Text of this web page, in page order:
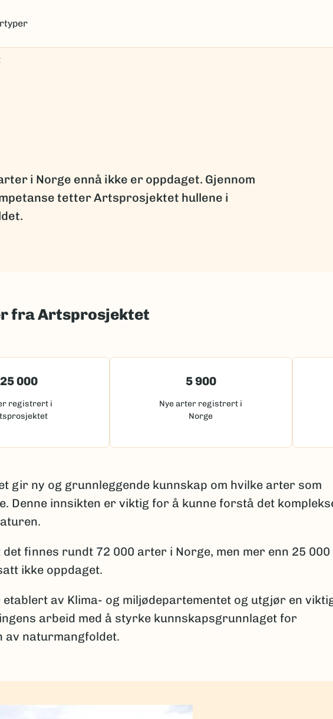
i Norge ennå ikke er oppdaget. Gjennom
tetter Artsprosjektet hullene i
fra Artsprosjektet
25 000
registrert i
5 900
Nye arter registrert i
Norge
gir ny og grunnleggende kunnskap om hvilke arter som
Denne innsikten er viktig for å kunne forstå det
det finnes rundt 72 000 arter i Norge, men mer enn 25 000
ikke oppdaget.
av Klima- og miljødepartementet og utgjør en
arbeid med å styrke kunnskapsgrunnlaget for
av naturmangfoldet.